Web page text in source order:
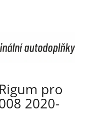
pro
2020-